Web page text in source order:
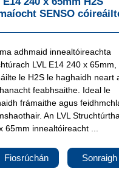
SENSO
adhmaid innealtóireachta
LVL E14 240 x 65mm,
le H2S le haghaidh neart
feabhsaithe. Ideal le
frámaithe agus
An LVL
65mm innealtóireacht ...
Fiosrúchán Sonraigh